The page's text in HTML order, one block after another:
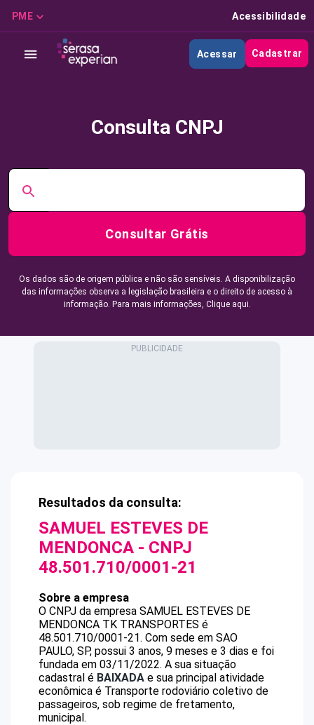
PME Acessibilidade
Acessar Cadastrar
Consulta CNPJ
Consultar Grátis
Os dados são de origem pública e não são sensíveis. A disponibilização
das informações observa a legislação brasileira e o direito de acesso à
informação. Para mais informações, Clique aqui.
Resultados da consulta:
SAMUEL ESTEVES DE
MENDONCA - CNPJ
48.501.710/0001-21
Sobre a empresa
O CNPJ da empresa SAMUEL ESTEVES DE
MENDONCA TK TRANSPORTES é
48.501.710/0001-21. Com sede em SAO
PAULO, SP, possui 3 anos, 9 meses e 3 dias e foi
fundada em 03/11/2022. A sua situação
cadastral é BAIXADA e sua principal atividade
econômica é Transporte rodoviário coletivo de
passageiros, sob regime de fretamento,
municipal.